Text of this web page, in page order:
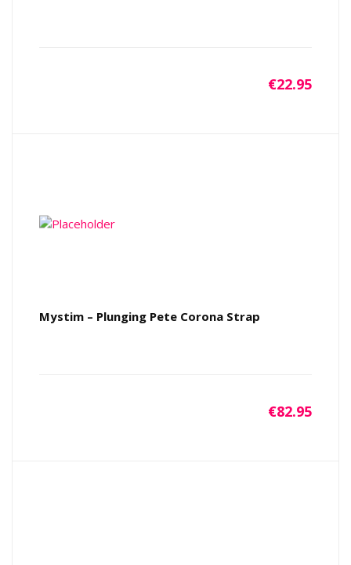
€22.95
Mystim – Plunging Pete Corona Strap
€82.95